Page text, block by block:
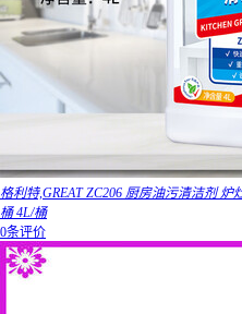
格利特,GREAT ZC206 厨房油污清洁剂
桶 4L/桶
0条评价